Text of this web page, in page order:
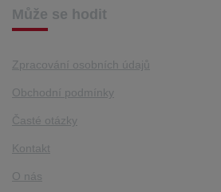
Může se hodit
Zpracování osobních údajů
Obchodní podmínky
Časté otázky
Kontakt
O nás